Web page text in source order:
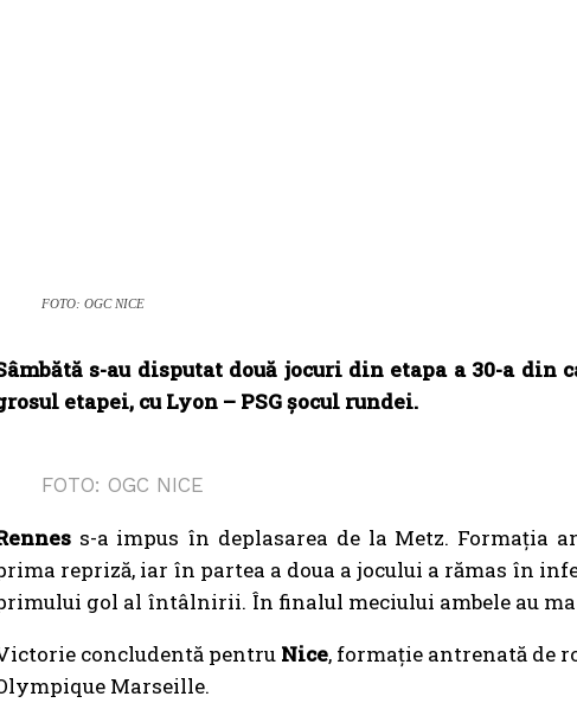
FOTO: OGC NICE
s-au disputat două jocuri din etapa a 30-a
etapei, cu Lyon – PSG șocul rundei.
FOTO: OGC NICE
s-a impus în deplasarea de la Metz. Formația
repriză, iar în partea a doua a jocului a rămas în
gol al întâlnirii. În finalul meciului ambele au
concludentă pentru Nice, formație antrenată de
Marseille.